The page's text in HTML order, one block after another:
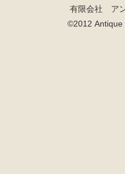
有限会社 ア
©2012 Antique